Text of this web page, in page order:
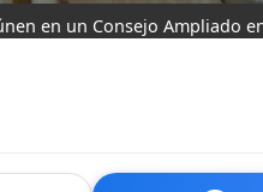
en un Consejo Ampliado